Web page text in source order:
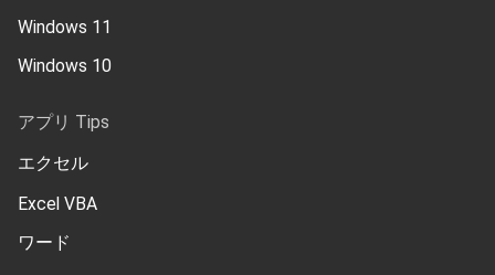
Windows 11
Windows 10
アプリ Tips
エクセル
Excel VBA
ワード